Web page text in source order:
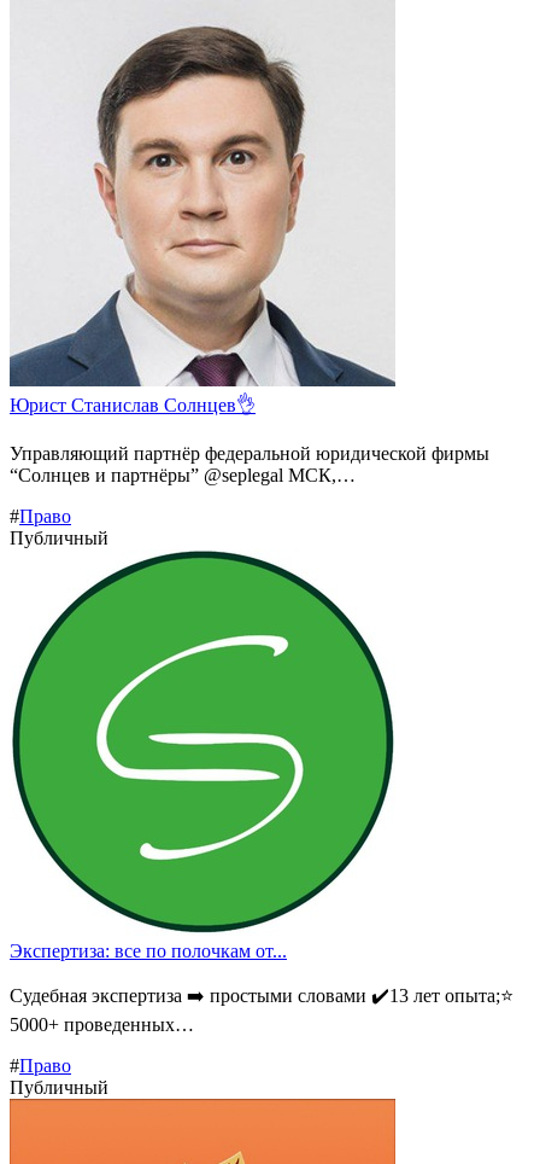
Юрист Станислав Солнцев👌
Управляющий партнёр федеральной юридической фирмы
“Солнцев и партнёры” @seplegal МСК,…
#Право
Публичный
Экспертиза: все по полочкам от...
Судебная экспертиза ➡️ простыми словами ✔️13 лет опыта;⭐
5000+ проведенных…
#Право
Публичный